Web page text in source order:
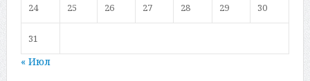
24 25 26 27 28 29 30
31
« Июл